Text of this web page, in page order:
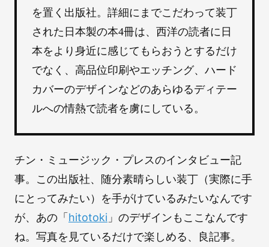
を置く出版社。詳細にまでこだわって装丁
された日本製の本4冊は、西洋の読者に日
本をより身近に感じてもらおうとするだけ
でなく、高品位印刷やエッチング、ハード
カバーのデザインなどのあらゆるディテー
ルへの情熱で読者を虜にしている。
チン・ミュージック・プレスのインタビュー記
事。この出版社、随分素晴らしい装丁（実際に手
にとってみたい）を手がけているみたいなんです
が、あの「hitotoki 」のデザインもここなんです
ね。写真を見ているだけで楽しめる、良記事。